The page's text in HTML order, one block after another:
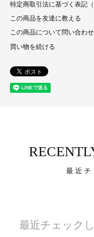
特定商取引法に基づく表記（
この商品を友達に教える
この商品について問い合わ
買い物を続ける
最近
最近チェック